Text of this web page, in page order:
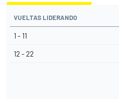
VUELTAS LIDERANDO
1 - 11
12 - 22